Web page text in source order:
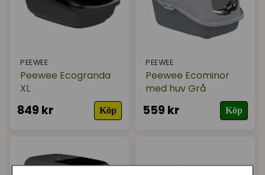
PEEWEE
Peewee Ecogranda
XL
849 kr Köp
PEEWEE
Peewee Ecominor
med huv Grå
559 kr Köp